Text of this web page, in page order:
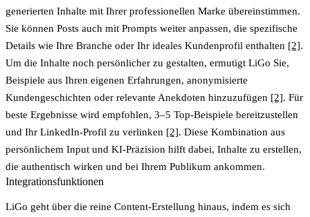
generierten Inhalte mit Ihrer professionellen Marke übereinstimmen.
Sie können Posts auch mit Prompts weiter anpassen, die spezifische
Details wie Ihre Branche oder Ihr ideales Kundenprofil enthalten [2].
Um die Inhalte noch persönlicher zu gestalten, ermutigt LiGo Sie,
Beispiele aus Ihren eigenen Erfahrungen, anonymisierte
Kundengeschichten oder relevante Anekdoten hinzuzufügen [2]. Für
beste Ergebnisse wird empfohlen, 3–5 Top-Beispiele bereitzustellen
und Ihr LinkedIn-Profil zu verlinken [2]. Diese Kombination aus
persönlichem Input und KI-Präzision hilft dabei, Inhalte zu erstellen,
die authentisch wirken und bei Ihrem Publikum ankommen.
Integrationsfunktionen
LiGo geht über die reine Content-Erstellung hinaus, indem es sich